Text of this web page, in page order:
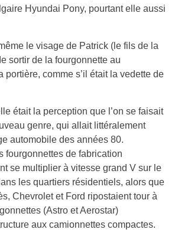
Hyundai Pony, pourtant elle aussi
le visage de Patrick (le fils de la
sortir de la fourgonnette au
portière, comme s’il était la vedette de
était la perception que l’on se faisait
genre, qui allait littéralement
automobile des années 80.
fourgonnettes de fabrication
se multiplier à vitesse grand V sur le
les quartiers résidentiels, alors que
Chevrolet et Ford ripostaient tour à
(Astro et Aerostar)
aux camionnettes compactes.